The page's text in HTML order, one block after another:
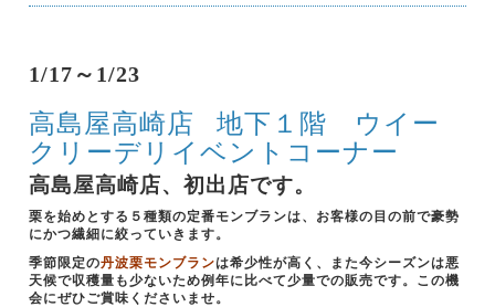
1/17～1/23
高島屋高崎店 地下１階 ウイー
クリーデリイベントコーナー
高島屋高崎店、初出店です。
栗を始めとする５種類の定番モンブランは、お客様の目の前で豪勢
にかつ繊細に絞っていきます。
季節限定の丹波栗モンブランは希少性が高く、また今シーズンは悪
天候で収穫量も少ないため例年に比べて少量での販売です。この機
会にぜひご賞味くださいませ。